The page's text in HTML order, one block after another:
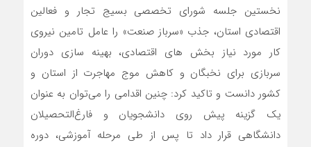
نخستین جلسه شورای تخصصی بسیج تجار و فعالین
اقتصادی استان، جذب «سرباز صنعت» را عامل تامین نیروی
کار مورد نیاز بخش های اقتصادی، بهینه سازی دوران
سربازی برای نخبگان و کاهش موج مهاجرت از استان و
کشور دانست و تاکید کرد: چنین اقدامی را می‌توان به عنوان
یک گزینه پیش روی دانشجویان و فارغ‌التحصیلان
دانشگاهی قرار داد تا پس از طی مرحله آموزشی، دوره